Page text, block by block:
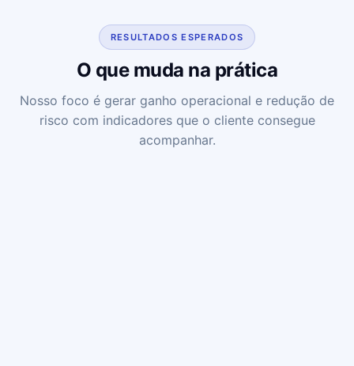
RESULTADOS ESPERADOS
O que muda na prática
Nosso foco é gerar ganho operacional e redução de
risco com indicadores que o cliente consegue
acompanhar.